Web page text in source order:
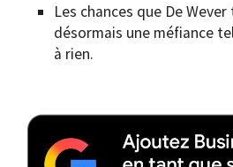
Les chances que De
désormais une méfiance
à rien.